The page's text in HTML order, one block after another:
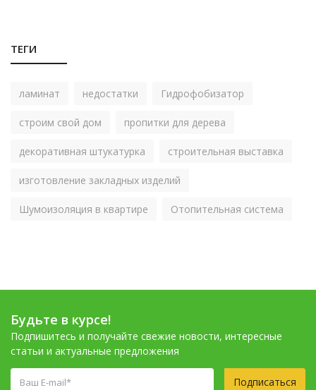
ТЕГИ
ламинат недостатки Гидрофобизатор
строим свой дом пропитки для дерева
декоративная штукатурка строительная выставка
изготовление закладных изделий
Шумоизоляция в квартире Отопительная система
Будьте в курсе!
Подпишитесь и получайте свежие новости, интересные
статьи и актуальные предложения
Подписаться